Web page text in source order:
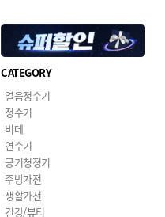
CATEGORY
얼음정수기
정수기
비데
연수기
공기청정기
주방가전
생활가전
건강/뷰티